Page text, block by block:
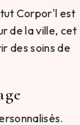
Corpor'l est
de la ville, cet
des soins de